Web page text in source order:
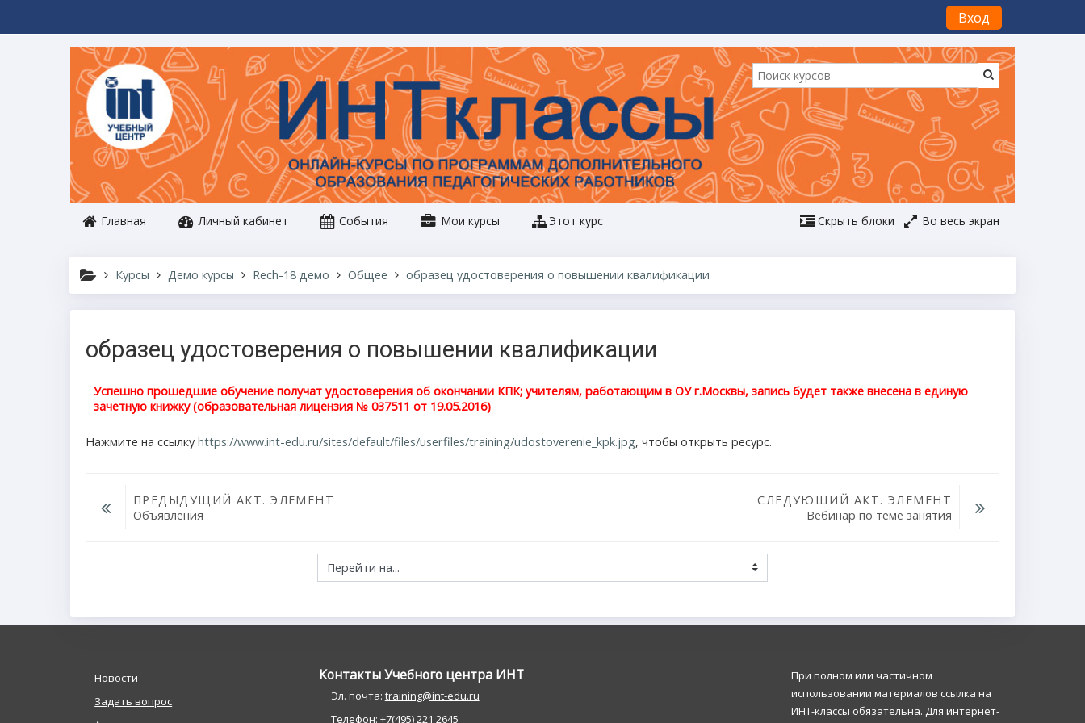
Вход
Главная Личный кабинет События Мои курсы Этот курс Скрыть блоки Во весь экран
Курсы Демо курсы Rech-18 демо Общее образец удостоверения о повышении квалификации
образец удостоверения о повышении квалификации
Успешно прошедшие обучение получат удостоверения об окончании КПК; учителям, работающим в ОУ г.Москвы, запись будет также внесена в единую
зачетную книжку (образовательная лицензия № 037511 от 19.05.2016)
Нажмите на ссылку https://www.int-edu.ru/sites/default/files/userfiles/training/udostoverenie_kpk.jpg, чтобы открыть ресурс.
ПРЕДЫДУЩИЙ АКТ. ЭЛЕМЕНТ
Объявления
СЛЕДУЮЩИЙ АКТ. ЭЛЕМЕНТ
Вебинар по теме занятия
Новости
Задать вопрос
Контакты Учебного центра ИНT
Эл. почта: training@int-edu.ru
Телефон: +7(495) 221 2645
При полном или частичном
использовании материалов ссылка на
ИНТ-классы обязательна. Для интернет-